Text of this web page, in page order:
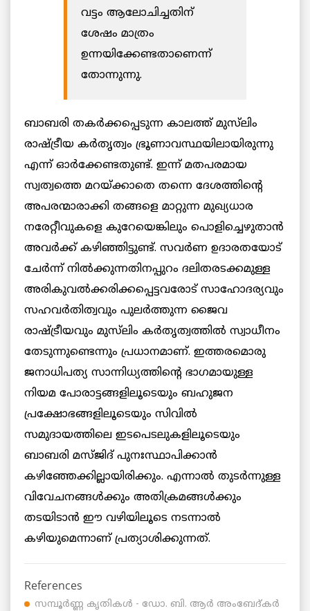
വട്ടം ആലോചിച്ചതിന്
ശേഷം മാത്രം
ഉന്നയിക്കേണ്ടതാണെന്ന്
തോന്നുന്നു.
ബാബരി തകർക്കപ്പെടുന്ന കാലത്ത് മുസ്‌ലിം
രാഷ്ട്രീയ കർതൃത്വം ഭ്രൂണാവസ്ഥയിലായിരുന്നു
എന്ന് ഓർക്കേണ്ടതുണ്ട്. ഇന്ന് മതപരമായ
സ്വത്വത്തെ മറയ്ക്കാതെ തന്നെ ദേശത്തിന്റെ
അപരന്മാരാക്കി തങ്ങളെ മാറ്റുന്ന മുഖ്യധാര
നരേറ്റീവുകളെ കുറേയെങ്കിലും പൊളിച്ചെഴുതാൻ
അവർക്ക് കഴിഞ്ഞിട്ടുണ്ട്. സവർണ ഉദാരതയോട്
ചേർന്ന് നിൽക്കുന്നതിനപ്പുറം ദലിതരടക്കമുള്ള
അരികുവൽക്കരിക്കപ്പെട്ടവരോട് സാഹോദര്യവും
സഹവർതിത്വവും പുലർത്തുന്ന ജൈവ
രാഷ്ട്രീയവും മുസ്‌ലിം കർതൃത്വത്തിൽ സ്വാധീനം
തേടുന്നുണ്ടെന്നും പ്രധാനമാണ്. ഇത്തരമൊരു
ജനാധിപത്യ സാന്നിധ്യത്തിന്റെ ഭാഗമായുള്ള
നിയമ പോരാട്ടങ്ങളിലൂടെയും ബഹുജന
പ്രക്ഷോഭങ്ങളിലൂടെയും സിവിൽ
സമുദായത്തിലെ ഇടപെടലുകളിലൂടെയും
ബാബരി മസ്ജിദ്‌ പുനഃസ്ഥാപിക്കാൻ
കഴിഞ്ഞേക്കില്ലായിരിക്കും. എന്നാൽ തുടർന്നുള്ള
വിവേചനങ്ങൾക്കും അതിക്രമങ്ങൾക്കും
തടയിടാൻ ഈ വഴിയിലൂടെ നടന്നാൽ
കഴിയുമെന്നാണ് പ്രത്യാശിക്കുന്നത്.
References
സമ്പൂർണ്ണ കൃതികൾ - ഡോ. ബി. ആർ അംബേദ്കർ